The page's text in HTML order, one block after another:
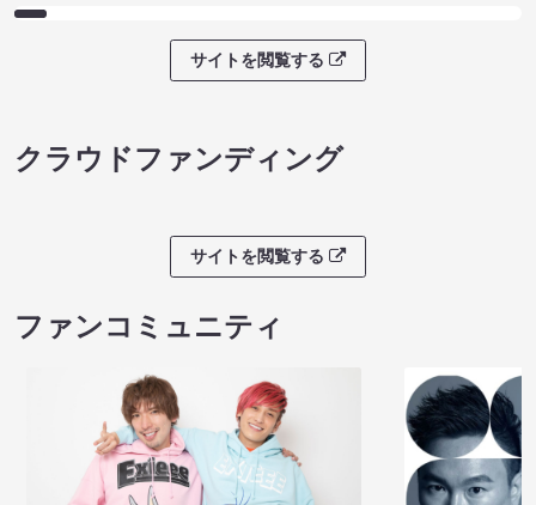
サイトを閲覧する
クラウドファンディング
サイトを閲覧する
ファンコミュニティ